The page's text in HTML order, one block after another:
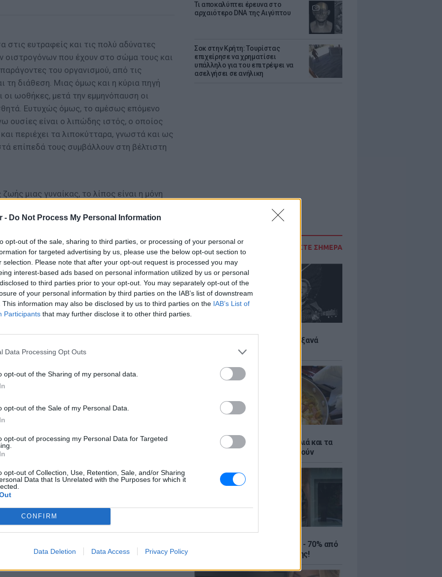
- Do Not Process My Personal Information
opt-out of the sale, sharing to third parties, or processing of your personal or
for targeted advertising by us, please use the below opt-out section to
selection. Please note that after your opt-out request is processed you may
interest-based ads based on personal information utilized by us or personal
to third parties prior to your opt-out. You may separately opt-out of the
of your personal information by third parties on the IAB’s list of downstream
This information may also be disclosed by us to third parties on the IAB’s List of
Participants that may further disclose it to other third parties.
Data Processing Opt Outs
opt-out of the Sharing of my personal data.
opt-out of the Sale of my Personal Data.
opt-out of processing my Personal Data for Targeted
opt-out of Collection, Use, Retention, Sale, and/or Sharing
Data that Is Unrelated with the Purposes for which it
CONFIRM
Data Deletion Data Access Privacy Policy
Τι αποκαλύπτει έρευνα στο
αρχαιότερο DNA της Αιγύπτου
Σοκ στην Κρήτη: Τουρίστας
επιχείρησε να χρηματίσει
υπάλληλο για του επιτρέψει να
ασελγήσει σε ανήλικη
ΔΙΑΒΑΣΤΕ ΣΗΜΕΡΑ
5 one-hit wonders που έγιναν ξανά
διάσημοι από… ατύχημα
Ελληνικό γιαούρτι: Μία κουταλιά και τα
scrambled eggs θα απογειωθούν
ΚΕΡΔΙΣΤΕ
Καλοκαιρινές εκπτώσεις έως - 70% από
τα μεγαλύτερα eshops ένδυσης!
στις ευτραφείς και τις πολύ αδύνατες
οιστρογόνων που έχουν στο σώμα τους και
του οργανισμού, από τις
τη διάθεση. Μιας όμως και η κύρια πηγή
ωοθήκες, μετά την εμμηνόπαυση οι
Ευτυχώς όμως, το αμέσως επόμενο
ουσίες είναι ο λιπώδης ιστός, ο οποίος
περιέχει τα λιποκύτταρα, γνωστά και ως
επίπεδά τους συμβάλλουν στη βέλτιστη
μιας γυναίκας, το λίπος είναι η μόνη
ψυχική της ισορροπία, ενώ όπως έχει
περνούν πιο ομαλά το στάδιο της
οιστρογόνων να γίνεται λίγο πιο εύκολη.
εμφανίζουν κάποιο θέμα
ο Παγκόσμιος Οργανισμός Υγείας, οι
που κινδυνεύουν περισσότερο, καθώς η
κάλυψη της ημερήσιας ποσότητας
από τον λιπώδη ιστό ρυθμίζουν την
από τις ρυτίδες και
χαρίζοντάς του λάμψη. Γι' αυτό και κατά
τα οιστρογόνα βρίσκονται σε υψηλά
και τα μαλλιά τους είναι
στο